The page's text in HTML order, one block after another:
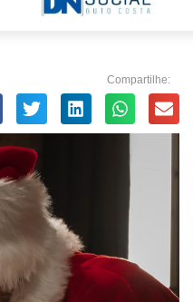
Compartilhe: